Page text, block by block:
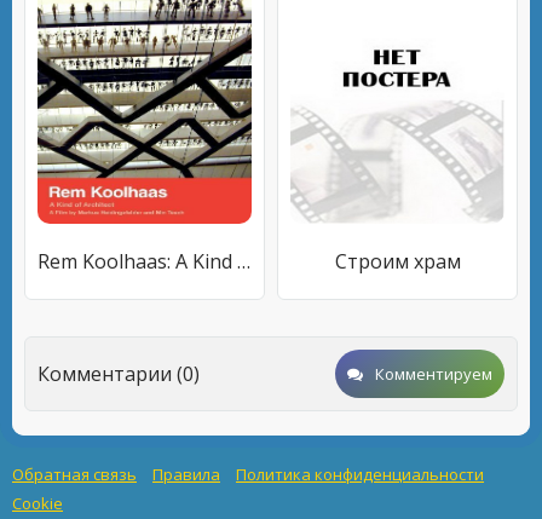
Rem Koolhaas: A Kind of Architect Строим храм
Комментарии (0) Комментируем
Обратная связь Правила
Политика конфиденциальности
Cookie